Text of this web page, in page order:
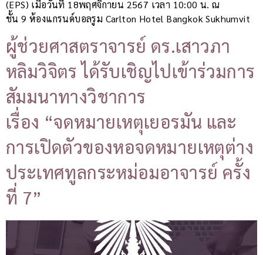
(EPS) เมื่อวันที่ 18พฤศจิกายน 2567 เวลา 10:00 น. ณ
ชั้น 9 ห้องแกรนด์บอลรูม Carlton Hotel Bangkok Sukhumvit
ผู้ช่วยศาสตราจารย์ ดร.เสาวภา
หลิมวิจิตร ได้รับเชิญไปเข้าร่วมการ
สัมมนาทางวิชาการ
เรื่อง “จดหมายเหตุเยอรมัน และ
การเปิดตัวของหอจดหมายเหตุต่าง
ประเทศทูลกระหม่อมอาจารย์ ครั้ง
ที่ 7”